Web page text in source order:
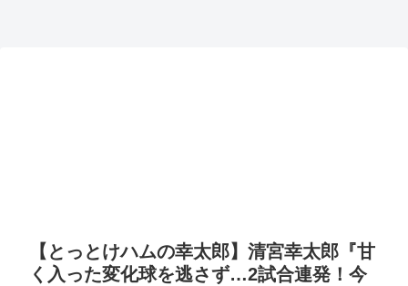
【とっとけハムの幸太郎】清宮幸太郎『甘
く入った変化球を逃さず…2試合連発！今